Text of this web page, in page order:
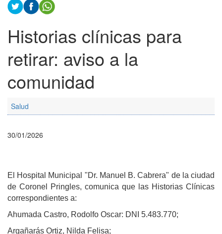
Historias clínicas para
retirar: aviso a la
comunidad
Salud
30/01/2026
El Hospital Municipal "Dr. Manuel B. Cabrera" de la ciudad
de Coronel Pringles, comunica que las Historias Clínicas
correspondientes a:
Ahumada Castro, Rodolfo Oscar: DNI 5.483.770;
Argañarás Ortiz, Nilda Felisa;